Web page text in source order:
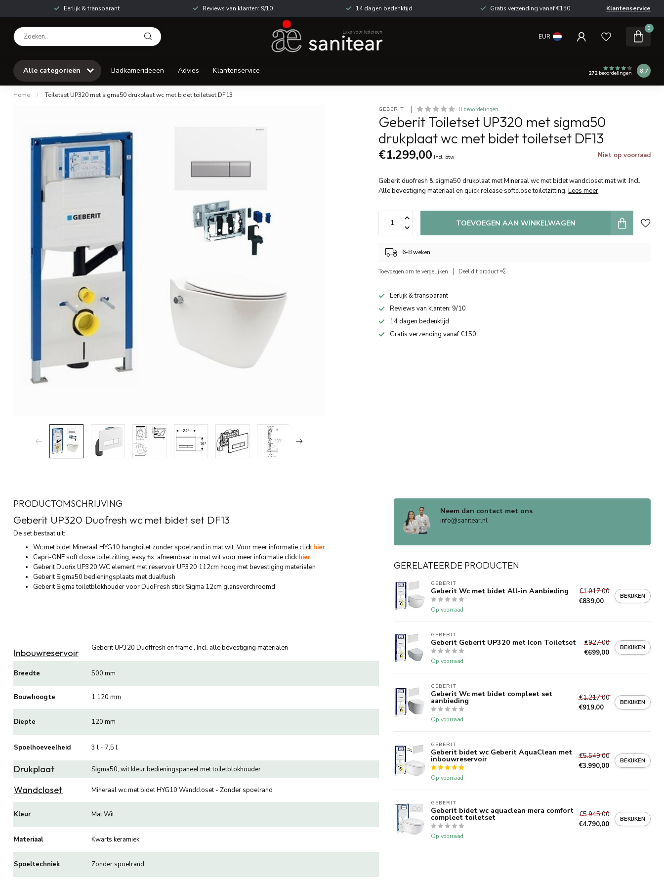
Eerlijk & transparant Reviews van klanten: 9/10 14 dagen bedenktijd Gratis verzending vanaf €150 Klantenservice
EUR
0
Alle categorieën Badkamerideeën Advies Klantenservice 272beoordelingen 8.7
Home / Toiletset UP320 met sigma50 drukplaat wc met bidet toiletset DF13
GEBERIT 0 beoordelingen
Geberit Toiletset UP320 met sigma50
drukplaat wc met bidet toiletset DF13
€1.299,00 Incl. btw Niet op voorraad
Geberit duofresh & sigma50 drukplaat met Mineraal wc met bidet wandcloset mat wit .Incl.
Alle bevestiging materiaal en quick release softclose toiletzitting.Lees meer.
TOEVOEGEN AAN WINKELWAGEN
6-8 weken
Toevoegen om te vergelijken Deel dit product
Eerlijk & transparant
Reviews van klanten: 9/10
14 dagen bedenktijd
Gratis verzending vanaf €150
PRODUCTOMSCHRIJVING
Geberit UP320 Duofresh wc met bidet set DF13
De set bestaat uit:
Wc met bidet Mineraal HYG10 hangtoilet zonder spoelrand in mat wit. Voor meer informatie clickhier
Capri-ONE soft close toiletzitting, easy fix, afneembaar in mat wit voor meer informatie clickhier
Geberit Duofix UP320 WC element met reservoir UP320 112cm hoog met bevestiging materialen
Geberit Sigma50 bedieningsplaats met dualflush
Geberit Sigma toiletblokhouder voor DuoFresh stick Sigma 12cm glansverchroomd
Inbouwreservoir Geberit UP320 Duoffresh en frame , Incl. alle bevestiging materialen
Breedte 500 mm
Bouwhoogte 1.120 mm
Diepte 120 mm
Spoelhoeveelheid 3 l - 7,5 l
Drukplaat Sigma50, wit kleur bedieningspaneel met toiletblokhouder
Wandcloset Mineraal wc met bidet HYG10 Wandcloset - Zonder spoelrand
Kleur Mat Wit
Materiaal Kwarts keramiek
Spoeltechniek Zonder spoelrand
Neem dan contact met ons
info@sanitear.nl
GERELATEERDE PRODUCTEN
GEBERIT
Geberit Wc met bidet All-in Aanbieding
Op voorraad
€1.017,00
€839,00
BEKIJKEN
GEBERIT
Geberit Geberit UP320 met Icon Toiletset
Op voorraad
€927,00
€699,00
BEKIJKEN
GEBERIT
Geberit Wc met bidet compleet set
aanbieding
Op voorraad
€1.217,00
€919,00
BEKIJKEN
GEBERIT
Geberit bidet wc Geberit AquaClean met
inbouwreservoir
Op voorraad
€5.549,00
€3.990,00
BEKIJKEN
GEBERIT
Geberit bidet wc aquaclean mera comfort
compleet toiletset
Op voorraad
€5.945,00
€4.790,00
BEKIJKEN